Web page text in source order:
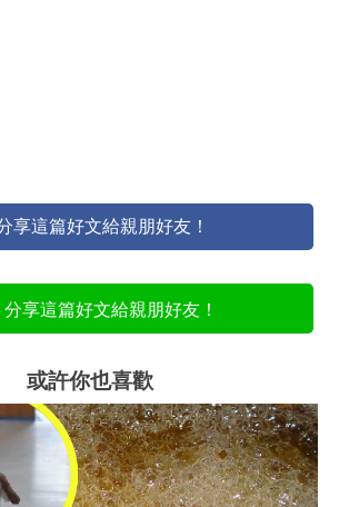
享這篇好文給親朋好友！
分享這篇好文給親朋好友！
或許你也喜歡